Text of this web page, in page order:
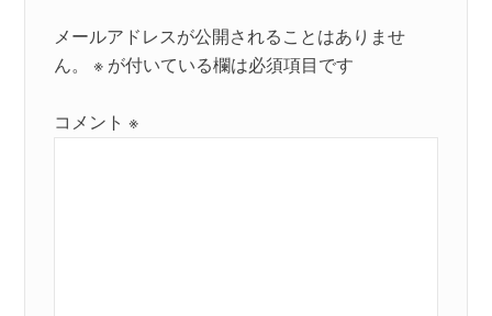
メールアドレスが公開されることはありませ
ん。
※ が付いている欄は必須項目です
コメント※